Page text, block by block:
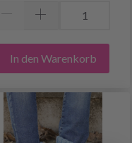
In den Warenkorb